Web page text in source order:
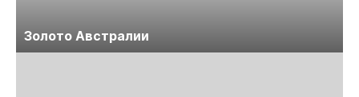
Золото Австралии